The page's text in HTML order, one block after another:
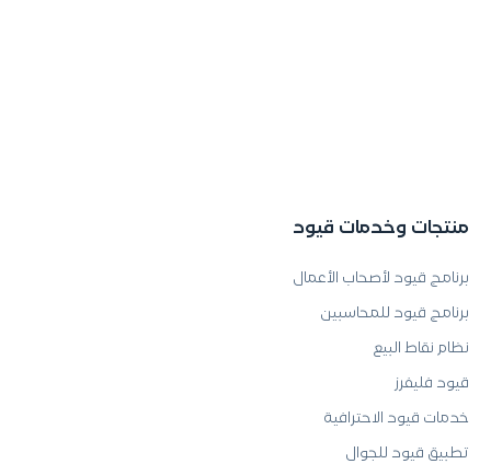
منتجات وخدمات قيود
برنامج قيود لأصحاب الأعمال
برنامج قيود للمحاسبين
نظام نقاط البيع
قيود فليفرز
خدمات قيود الاحترافية
تطبيق قيود للجوال